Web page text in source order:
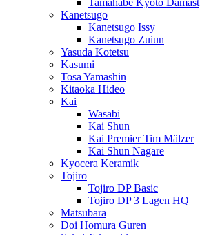
Tamahabe Kyoto Damast
Kanetsugo
Kanetsugo Issy
Kanetsugo Zuiun
Yasuda Kotetsu
Kasumi
Tosa Yamashin
Kitaoka Hideo
Kai
Wasabi
Kai Shun
Kai Premier Tim Mälzer
Kai Shun Nagare
Kyocera Keramik
Tojiro
Tojiro DP Basic
Tojiro DP 3 Lagen HQ
Matsubara
Doi Homura Guren